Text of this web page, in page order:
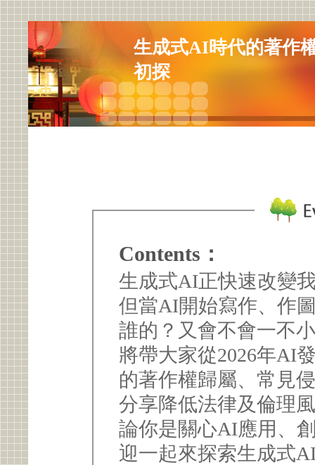
生成式AI時代的著作
初探
Contents：
生成式AI正快速改變
但當AI開始寫作、作
誰的？又會不會一不
將帶大家從2026年AI
的著作權歸屬、常見
分享降低法律及倫理
論你是關心AI應用、
迎一起來探索生成式